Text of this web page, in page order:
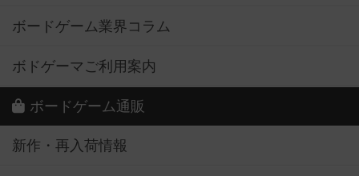
ボードゲーム業界コラム
ボドゲーマご利用案内
ボードゲーム通販
新作・再入荷情報